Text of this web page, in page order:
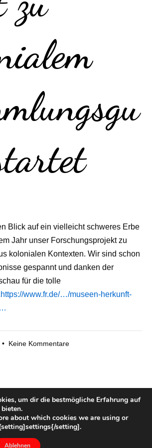
Blick auf ein vielleicht schweres Erbe
Jahr unser Forschungsprojekt zu
kolonialen Kontexten. Wir sind schon
gespannt und danken der
für die tolle
https://www.fr.de/…/museen-herkunft-
• Keine Kommentarezu
Sammlungsgut
gestartet
Heimatverein Overledingerland e.V.
powered by
um dir die bestmögliche Erfahrung auf
about which cookies we are using or
setting].
Ablehnen